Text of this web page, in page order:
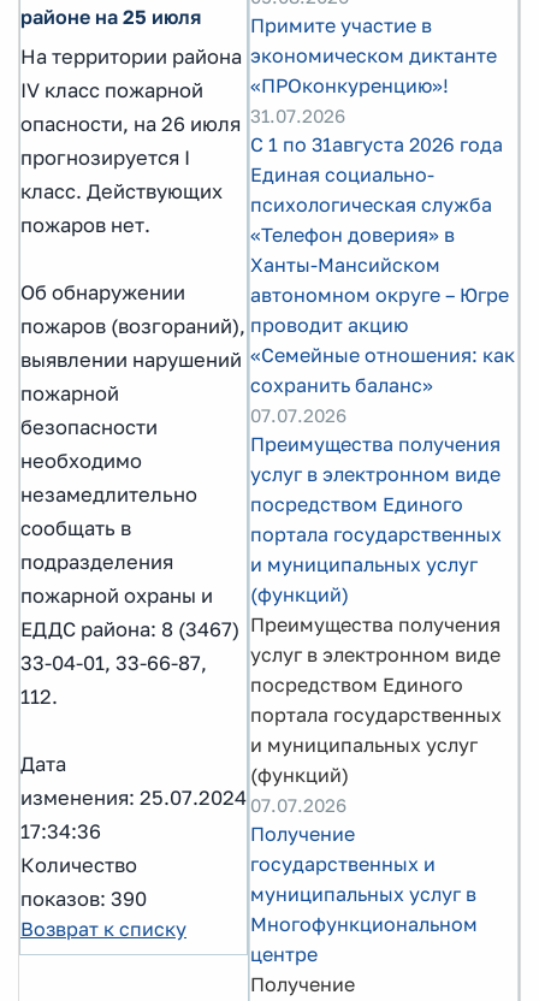
районе на 25 июля
На территории района
IV класс пожарной
опасности, на 26 июля
прогнозируется I
класс. Действующих
пожаров нет.
Об обнаружении
пожаров (возгораний),
выявлении нарушений
пожарной
безопасности
необходимо
незамедлительно
сообщать в
подразделения
пожарной охраны и
ЕДДС района: 8 (3467)
33-04-01, 33-66-87,
112.
Дата
изменения: 25.07.2024
17:34:36
Количество
показов: 390
Возврат к списку
Примите участие в
экономическом диктанте
«ПРОконкуренцию»!
31.07.2026
С 1 по 31августа 2026 года
Единая социально-
психологическая служба
«Телефон доверия» в
Ханты-Мансийском
автономном округе – Югре
проводит акцию
«Семейные отношения: как
сохранить баланс»
07.07.2026
Преимущества получения
услуг в электронном виде
посредством Единого
портала государственных
и муниципальных услуг
(функций)
Преимущества получения
услуг в электронном виде
посредством Единого
портала государственных
и муниципальных услуг
(функций)
07.07.2026
Получение
государственных и
муниципальных услуг в
Многофункциональном
центре
Получение